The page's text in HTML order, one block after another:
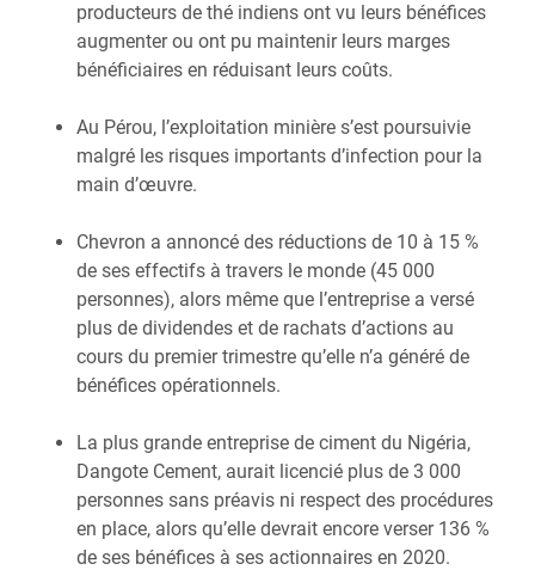
producteurs de thé indiens ont vu leurs bénéfices
augmenter ou ont pu maintenir leurs marges
bénéficiaires en réduisant leurs coûts.
Au Pérou, l’exploitation minière s’est poursuivie
malgré les risques importants d’infection pour la
main d’œuvre.
Chevron a annoncé des réductions de 10 à 15 %
de ses effectifs à travers le monde (45 000
personnes), alors même que l’entreprise a versé
plus de dividendes et de rachats d’actions au
cours du premier trimestre qu’elle n’a généré de
bénéfices opérationnels.
La plus grande entreprise de ciment du Nigéria,
Dangote Cement, aurait licencié plus de 3 000
personnes sans préavis ni respect des procédures
en place, alors qu’elle devrait encore verser 136 %
de ses bénéfices à ses actionnaires en 2020.